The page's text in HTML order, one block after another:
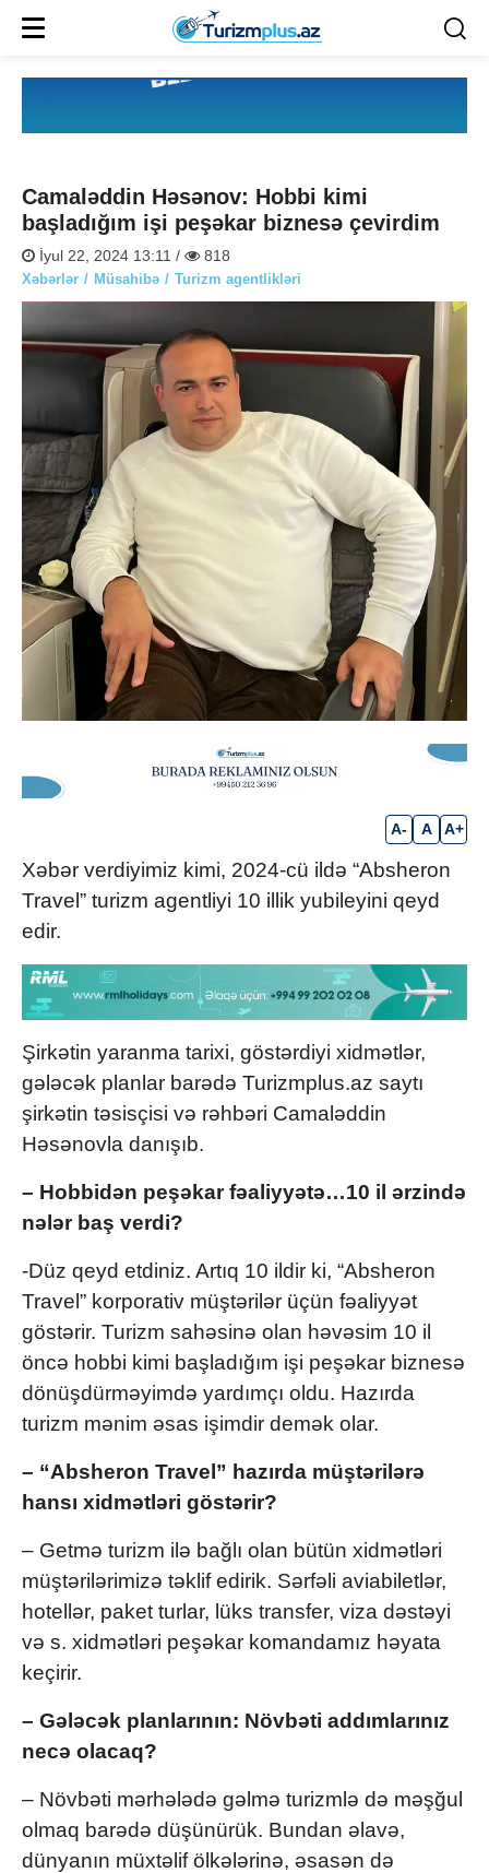
Camaləddin Həsənov: Hobbi kimi
başladığım işi peşəkar biznesə çevirdim
İyul 22, 2024 13:11 / 818
Xəbərlər Müsahibə Turizm agentlikləri
A- A A+
Xəbər verdiyimiz kimi, 2024-cü ildə “Absheron
Travel” turizm agentliyi 10 illik yubileyini qeyd
edir.
Şirkətin yaranma tarixi, göstərdiyi xidmətlər,
gələcək planlar barədə Turizmplus.az saytı
şirkətin təsisçisi və rəhbəri Camaləddin
Həsənovla danışıb.
– Hobbidən peşəkar fəaliyyətə…10 il ərzində
nələr baş verdi?
-Düz qeyd etdiniz. Artıq 10 ildir ki, “Absheron
Travel” korporativ müştərilər üçün fəaliyyət
göstərir. Turizm sahəsinə olan həvəsim 10 il
öncə hobbi kimi başladığım işi peşəkar biznesə
dönüşdürməyimdə yardımçı oldu. Hazırda
turizm mənim əsas işimdir demək olar.
– “Absheron Travel” hazırda müştərilərə
hansı xidmətləri göstərir?
– Getmə turizm ilə bağlı olan bütün xidmətləri
müştərilərimizə təklif edirik. Sərfəli aviabiletlər,
hotellər, paket turlar, lüks transfer, viza dəstəyi
və s. xidmətləri peşəkar komandamız həyata
keçirir.
– Gələcək planlarının: Növbəti addımlarınız
necə olacaq?
– Növbəti mərhələdə gəlmə turizmlə də məşğul
olmaq barədə düşünürük. Bundan əlavə,
dünyanın müxtəlif ölkələrinə, əsasən də